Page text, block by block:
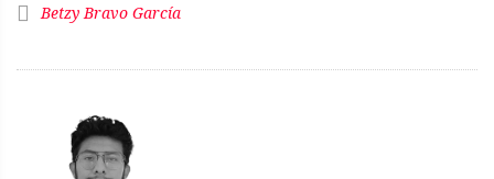
Betzy Bravo García